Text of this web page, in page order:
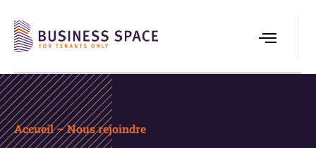
Accueil – Nous rejoindre